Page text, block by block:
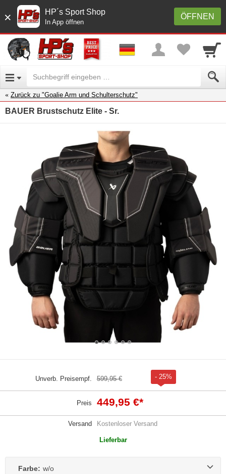
× ÖFFNEN
HP´s Sport Shop
In App öffnen
Zurück zu "Goalie Arm und Schulterschutz"
BAUER Brustschutz Elite - Sr.
Unverb. Preisempf. 599,95 € - 25%
Preis 449,95 €*
Versand Kostenloser Versand
Lieferbar
Farbe: w/o